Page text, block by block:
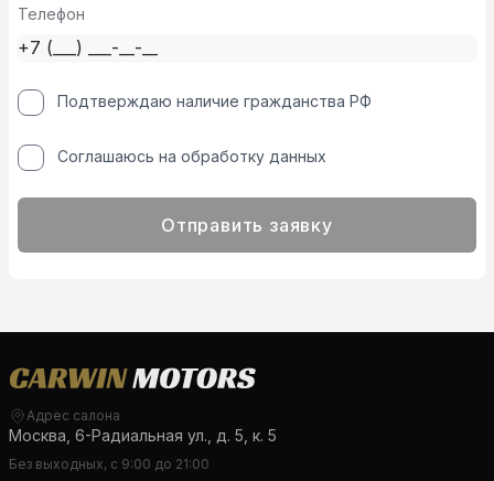
Телефон
Подтверждаю наличие гражданства РФ
Соглашаюсь на обработку данных
Отправить заявку
Адрес салона
Москва, 6-Радиальная ул., д. 5, к. 5
Без выходных, с 9:00 до 21:00